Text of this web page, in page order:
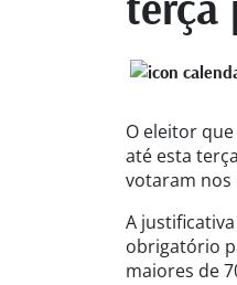
O eleitor
até esta
votaram nos
A
obrigatório
maiores de